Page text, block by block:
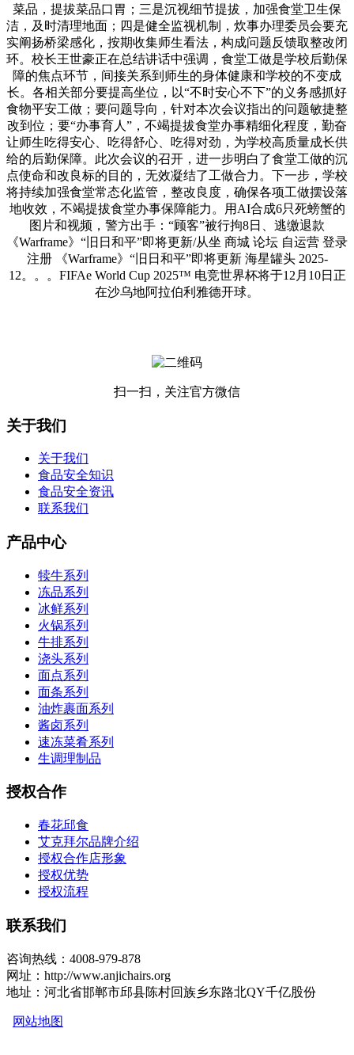
菜品，提拔菜品口胃；三是沉视细节提拔，加强食堂卫生保
洁，及时清理地面；四是健全监视机制，炊事办理委员会要充
实阐扬桥梁感化，按期收集师生看法，构成问题反馈取整改闭
环。校长王世豪正在总结讲话中强调，食堂工做是学校后勤保
障的焦点环节，间接关系到师生的身体健康和学校的不变成
长。各相关部分要提高坐位，以“不时安心不下”的义务感抓好
食物平安工做；要问题导向，针对本次会议指出的问题敏捷整
改到位；要“办事育人”，不竭提拔食堂办事精细化程度，勤奋
让师生吃得安心、吃得舒心、吃得对劲，为学校高质量成长供
给的后勤保障。此次会议的召开，进一步明白了食堂工做的沉
点使命和改良标的目的，无效凝结了工做合力。下一步，学校
将持续加强食堂常态化监管，整改良度，确保各项工做摆设落
地收效，不竭提拔食堂办事保障能力。用AI合成6只死螃蟹的
图片和视频，警方出手：“顾客”被行拘8日、逃缴退款
《Warframe》“旧日和平”即将更新/从坐 商城 论坛 自运营 登录
注册 《Warframe》“旧日和平”即将更新 海星罐头 2025-
12。。。FIFAe World Cup 2025™ 电竞世界杯将于12月10日正
在沙乌地阿拉伯利雅德开球。
扫一扫，关注官方微信
关于我们
关于我们
食品安全知识
食品安全资讯
联系我们
产品中心
犊牛系列
冻品系列
冰鲜系列
火锅系列
牛排系列
浇头系列
面点系列
面条系列
油炸裹面系列
酱卤系列
速冻菜肴系列
生调理制品
授权合作
春花邱食
艾克拜尔品牌介绍
授权合作店形象
授权优势
授权流程
联系我们
咨询热线：4008-979-878
网址：http://www.anjichairs.org
地址：河北省邯郸市邱县陈村回族乡东路北QY千亿股份
网站地图